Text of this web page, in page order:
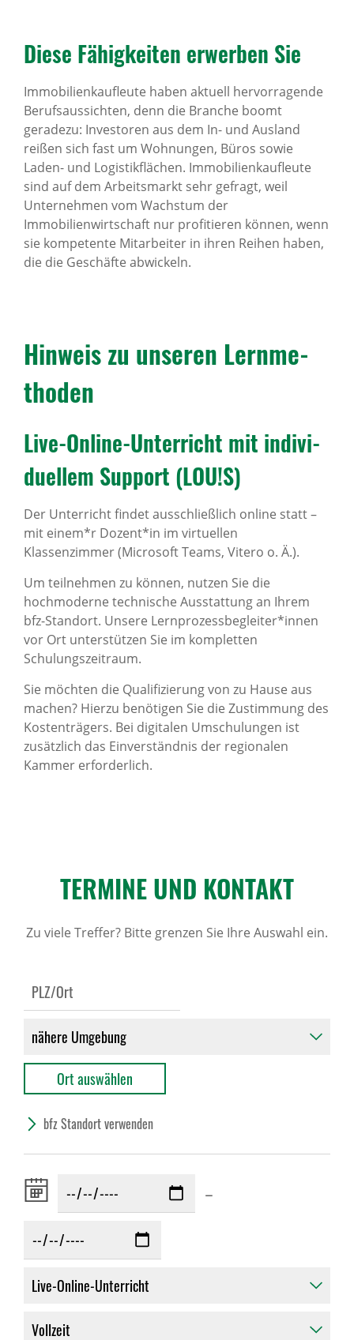
Diese Fähig­keiten erwerben Sie
Immobilienkaufleute haben aktuell hervorragende
Berufsaussichten, denn die Branche boomt
geradezu: Investoren aus dem In- und Ausland
reißen sich fast um Wohnungen, Büros sowie
Laden- und Logistikflächen. Immobilienkaufleute
sind auf dem Arbeitsmarkt sehr gefragt, weil
Unternehmen vom Wachstum der
Immobilienwirtschaft nur profitieren können, wenn
sie kompetente Mitarbeiter in ihren Reihen haben,
die die Geschäfte abwickeln.
Hinweis zu unseren Lern­me­
thoden
Live-Online-Unter­richt mit indi­vi­
du­ellem Support (LOU!S)
Der Unterricht findet ausschließlich online statt –
mit einem*r Dozent*in im virtuellen
Klassenzimmer (Microsoft Teams, Vitero o. Ä.).
Um teilnehmen zu können, nutzen Sie die
hochmoderne technische Ausstattung an Ihrem
bfz-Standort. Unsere Lernprozessbegleiter*innen
vor Ort unterstützen Sie im kompletten
Schulungszeitraum.
Sie möchten die Qualifizierung von zu Hause aus
machen? Hierzu benötigen Sie die Zustimmung des
Kostenträgers. Bei digitalen Umschulungen ist
zusätzlich das Einverständnis der regionalen
Kammer erforderlich.
TERMINE UND KONTAKT
Zu viele Treffer? Bitte grenzen Sie Ihre Auswahl ein.
bfz Standort verwenden
Zeitraum
von:
–